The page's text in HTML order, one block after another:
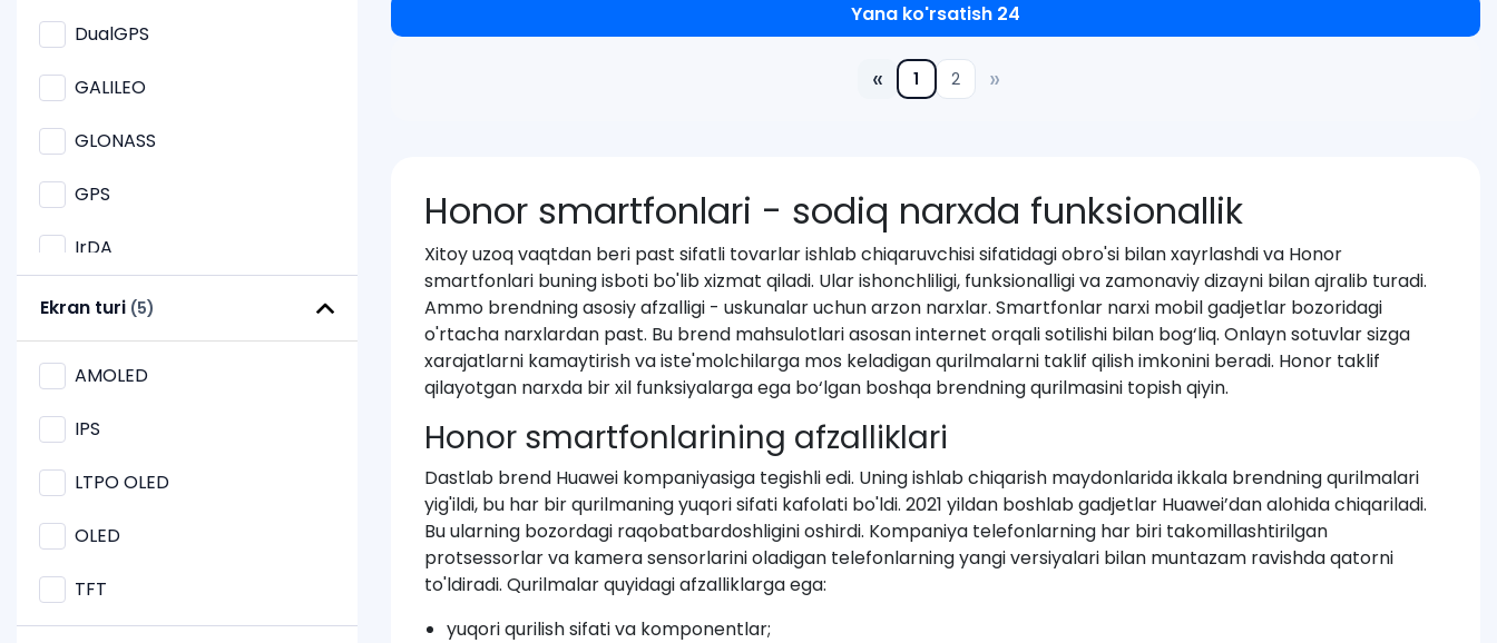
DualGPS
GALILEO
GLONASS
GPS
IrDA
NavIC
Ekran turi (5)
AMOLED
IPS
LTPO OLED
OLED
TFT
Yana ko'rsatish 24
« 1 2 »
Honor smartfonlari - sodiq narxda funksionallik
Xitoy uzoq vaqtdan beri past sifatli tovarlar ishlab chiqaruvchisi sifatidagi obro'si bilan xayrlashdi va Honor
smartfonlari buning isboti bo'lib xizmat qiladi. Ular ishonchliligi, funksionalligi va zamonaviy dizayni bilan ajralib turadi.
Ammo brendning asosiy afzalligi - uskunalar uchun arzon narxlar. Smartfonlar narxi mobil gadjetlar bozoridagi
o'rtacha narxlardan past. Bu brend mahsulotlari asosan internet orqali sotilishi bilan bog‘liq. Onlayn sotuvlar sizga
xarajatlarni kamaytirish va iste'molchilarga mos keladigan qurilmalarni taklif qilish imkonini beradi. Honor taklif
qilayotgan narxda bir xil funksiyalarga ega bo‘lgan boshqa brendning qurilmasini topish qiyin.
Honor smartfonlarining afzalliklari
Dastlab brend Huawei kompaniyasiga tegishli edi. Uning ishlab chiqarish maydonlarida ikkala brendning qurilmalari
yig'ildi, bu har bir qurilmaning yuqori sifati kafolati bo'ldi. 2021 yildan boshlab gadjetlar Huawei’dan alohida chiqariladi.
Bu ularning bozordagi raqobatbardoshligini oshirdi. Kompaniya telefonlarning har biri takomillashtirilgan
protsessorlar va kamera sensorlarini oladigan telefonlarning yangi versiyalari bilan muntazam ravishda qatorni
to'ldiradi. Qurilmalar quyidagi afzalliklarga ega:
yuqori qurilish sifati va komponentlar;